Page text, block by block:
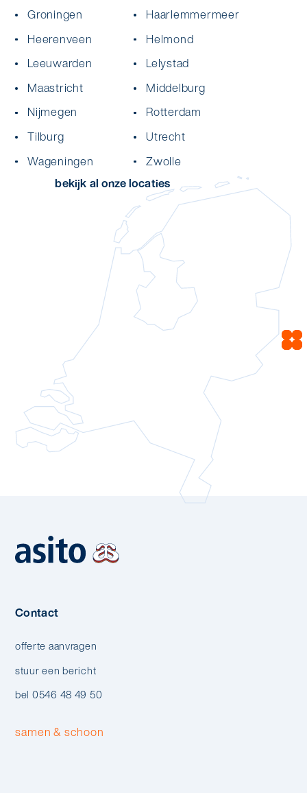
Groningen
Haarlemmermeer
Heerenveen
Helmond
Leeuwarden
Lelystad
Maastricht
Middelburg
Nijmegen
Rotterdam
Tilburg
Utrecht
Wageningen
Zwolle
bekijk al onze locaties
Contact
offerte aanvragen
stuur een bericht
bel 0546 48 49 50
samen & schoon